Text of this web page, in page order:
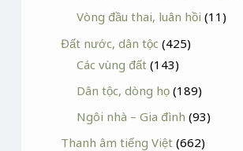
Vòng đầu thai, luân hồi (11)
Đất nước, dân tộc (425)
Các vùng đất (143)
Dân tộc, dòng họ (189)
Ngôi nhà – Gia đình (93)
Thanh âm tiếng Việt (662)